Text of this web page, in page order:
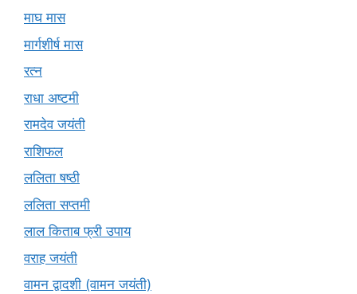
माघ मास
मार्गशीर्ष मास
रत्न
राधा अष्टमी
रामदेव जयंती
राशिफल
ललिता षष्ठी
ललिता सप्तमी
लाल किताब फ्री उपाय
वराह जयंती
वामन द्वादशी (वामन जयंती)